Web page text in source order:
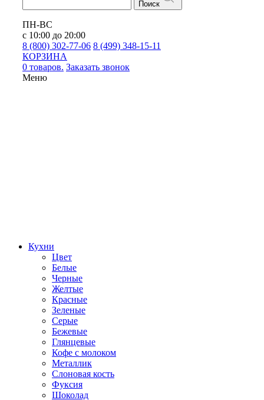
Поиск
ПН-ВС
с 10:00 до 20:00
8 (800) 302-77-06 8 (499) 348-15-11
КОРЗИНА
0 товаров. Заказать звонок
Меню
Кухни
Цвет
Белые
Черные
Желтые
Красные
Зеленые
Серые
Бежевые
Глянцевые
Кофе с молоком
Металлик
Слоновая кость
Фуксия
Шоколад